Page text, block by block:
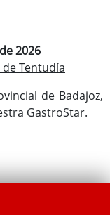
2026
de Tentudía
de Badajoz,
GastroStar.